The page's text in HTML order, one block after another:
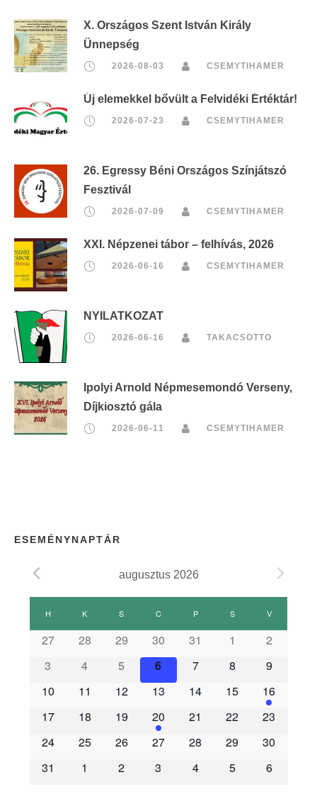
X. Országos Szent István Király
Ünnepség
2026-08-03 CSEMYTIHAMER
Új elemekkel bővült a Felvidéki Értéktár!
2026-07-23 CSEMYTIHAMER
26. Egressy Béni Országos Színjátszó
Fesztivál
2026-07-09 CSEMYTIHAMER
XXI. Népzenei tábor – felhívás, 2026
2026-06-16 CSEMYTIHAMER
NYILATKOZAT
2026-06-16 TAKACSOTTO
Ipolyi Arnold Népmesemondó Verseny,
Díjkiosztó gála
2026-06-11 CSEMYTIHAMER
ESEMÉNYNAPTÁR
augusztus 2026
E
m
é
n
H K S CCSÜTÖRTÖK
PPÉNTEK SSZOMBAT
VVASÁRNAP
27 28 29 30 31 1
2
3
4 5 6 7 8
9
10
11 12 13 14 15
16
17
18 19 20 21 22
23
24
25 26 27 28 29
30
31
1 2 3 4 5 6